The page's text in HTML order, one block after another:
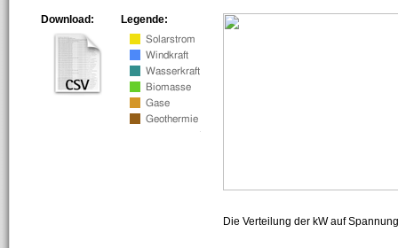
Legende:
Download:
Die Verteilung der kW auf